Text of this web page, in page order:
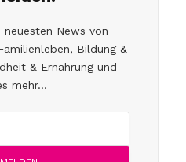
neuesten News von
Bildung &
& Ernährung und
mehr...